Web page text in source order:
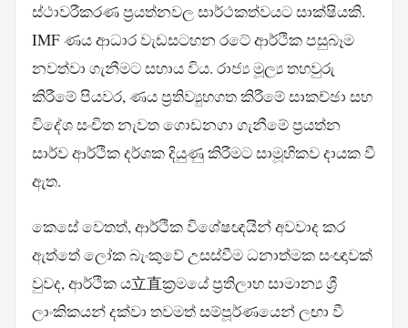
ස්ථාවරීකරණ ප්‍රයත්නවල සාර්ථකත්වයට සාක්ෂියකි.
IMF ණය ආධාර වැඩසටහන රටේ ආර්ථික පසුබෑම
නවත්වා ගැනීමට සහාය විය. රාජ්‍ය මූල්‍ය තහවුරු
කිරීමේ පියවර, ණය ප්‍රතිව්‍යුහගත කිරීමේ සාකච්ඡා සහ
විදේශ සංචිත නැවත ගොඩනගා ගැනීමේ ප්‍රයත්න
සාර්ව ආර්ථික දර්ශක දියුණු කිරීමට සාමූහිකව දායක වී
ඇත.
කෙසේ වෙතත්, ආර්ථික විශේෂඥයින් අවවාද කර
ඇත්තේ ලෝක බැංකුවේ උසස්වීම ධනාත්මක සංඥාවක්
වුවද, ආර්ථික ය立直ක්‍රමයේ ප්‍රතිලාභ සාමාන්‍ය ශ්‍රී
ලාංකිකයන් දක්වා තවමත් සම්පූර්ණයෙන් ලඟා වී